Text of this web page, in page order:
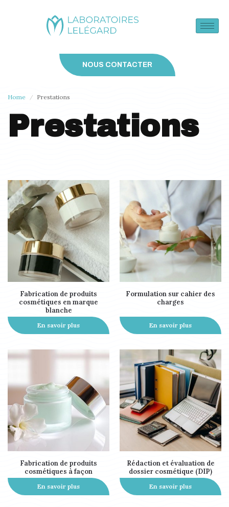
NOUS CONTACTER
Home / Prestations
Prestations
Fabrication de produits
cosmétiques en marque
blanche
En savoir plus
Formulation sur cahier des
charges
En savoir plus
Fabrication de produits
cosmétiques à façon
En savoir plus
Rédaction et évaluation de
dossier cosmétique (DIP)
En savoir plus